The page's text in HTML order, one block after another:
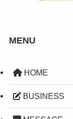
MENU
HOME
BUSINESS